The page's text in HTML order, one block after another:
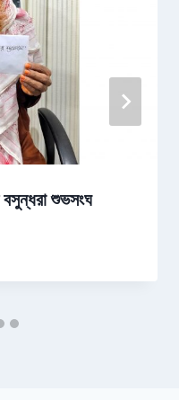
বসুন্ধরা শুভসংঘ